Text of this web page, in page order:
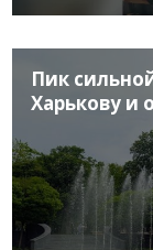
Пик
Харькову и